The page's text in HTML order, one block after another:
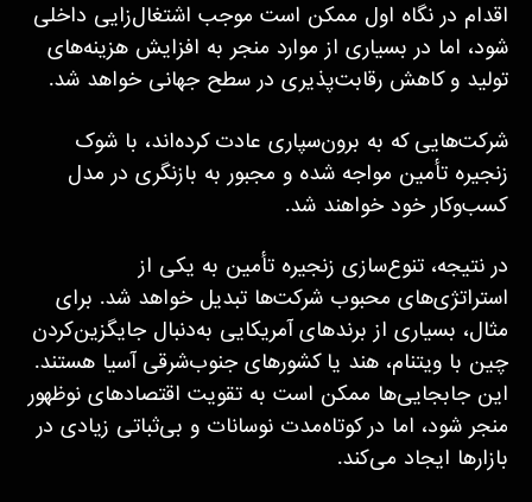
اقدام در نگاه اول ممکن است موجب اشتغال‌زایی داخلی
شود، اما در بسیاری از موارد منجر به افزایش هزینه‌های
تولید و کاهش رقابت‌پذیری در سطح جهانی خواهد شد.
شرکت‌هایی که به برون‌سپاری عادت کرده‌اند، با شوک
زنجیره تأمین مواجه شده و مجبور به بازنگری در مدل
کسب‌وکار خود خواهند شد.
در نتیجه، تنوع‌سازی زنجیره تأمین به یکی از
استراتژی‌های محبوب شرکت‌ها تبدیل خواهد شد. برای
مثال، بسیاری از برندهای آمریکایی به‌دنبال جایگزین‌کردن
چین با ویتنام، هند یا کشورهای جنوب‌شرقی آسیا هستند.
این جابجایی‌ها ممکن است به تقویت اقتصادهای نوظهور
منجر شود، اما در کوتاه‌مدت نوسانات و بی‌ثباتی زیادی در
بازارها ایجاد می‌کند.